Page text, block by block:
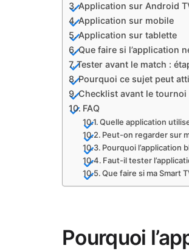
Application sur Android
Application sur mobile
Application sur tablette
Que faire si l’application
Tester avant le match :
Pourquoi ce sujet peut
Checklist avant le tournoi
FAQ
Quelle application
Peut-on regarder sur
Pourquoi l’application
Faut-il tester
Que faire si ma Smart
Pourquoi